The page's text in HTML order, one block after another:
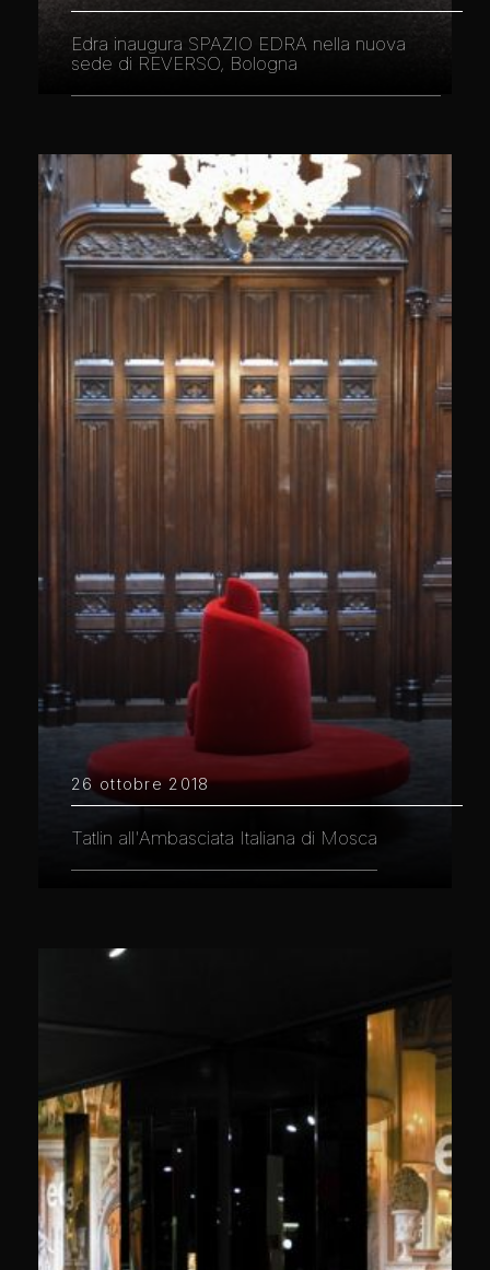
Edra inaugura SPAZIO EDRA nella nuova
sede di REVERSO, Bologna
26 ottobre 2018
Tatlin all'Ambasciata Italiana di Mosca